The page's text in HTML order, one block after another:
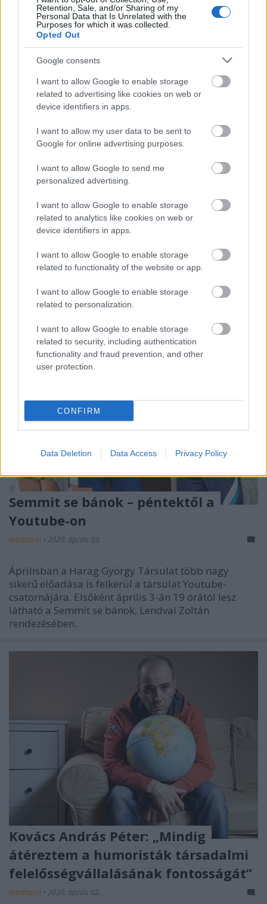
Retention, Sale, and/or Sharing of my
Personal Data that Is Unrelated with the
Purposes for which it was collected.
Opted Out
Google consents
I want to allow Google to enable storage
related to advertising like cookies on web or
device identifiers in apps.
I want to allow my user data to be sent to
Google for online advertising purposes.
I want to allow Google to send me
personalized advertising.
I want to allow Google to enable storage
related to analytics like cookies on web or
device identifiers in apps.
I want to allow Google to enable storage
related to functionality of the website or app.
I want to allow Google to enable storage
related to personalization.
I want to allow Google to enable storage
related to security, including authentication
functionality and fraud prevention, and other
user protection.
CONFIRM
Data Deletion Data Access Privacy Policy
Frenák-előadással folytatódik
szombaton a Take a Seat! – online
Trafó-estek
mtothorsi•2020. április 04.
A Trafó vészhelyzeti vírusprojektjének keretében a
Frenák Pál Társulat legendás első produkcióját, a
Tricks & Tracks táncelőadást láthatjuk a virtuális
nagyteremben.
Semmit se bánok – péntektől a
Youtube-on
mtothorsi • 2020. április 03.
Áprilisban a Harag György Társulat több nagy
sikerű előadása is felkerül a társulat Youtube-
csatornájára. Elsőként április 3-án 19 órától lesz
látható a Semmit se bánok, Lendvai Zoltán
rendezésében.
Kovács András Péter: „Mindig
átéreztem a humoristák társadalmi
felelősségvállalásának fontosságát”
mtothorsi • 2020. április 02.